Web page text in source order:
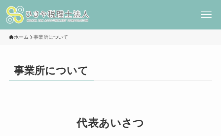
ホーム 事業所について
事業所について
代表あいさつ